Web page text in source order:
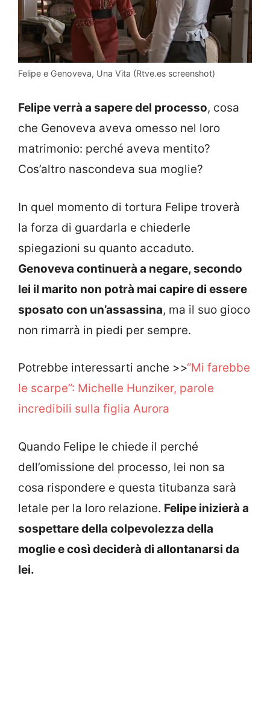
Felipe e Genoveva, Una Vita (Rtve.es screenshot)
Felipe verrà a sapere del processo, cosa
che Genoveva aveva omesso nel loro
matrimonio: perché aveva mentito?
Cos’altro nascondeva sua moglie?
In quel momento di tortura Felipe troverà
la forza di guardarla e chiederle
spiegazioni su quanto accaduto.
Genoveva continuerà a negare, secondo
lei il marito non potrà mai capire di essere
sposato con un’assassina, ma il suo gioco
non rimarrà in piedi per sempre.
Potrebbe interessarti anche >>“Mi farebbe
le scarpe”: Michelle Hunziker, parole
incredibili sulla figlia Aurora
Quando Felipe le chiede il perché
dell’omissione del processo, lei non sa
cosa rispondere e questa titubanza sarà
letale per la loro relazione. Felipe inizierà a
sospettare della colpevolezza della
moglie e così deciderà di allontanarsi da
lei.